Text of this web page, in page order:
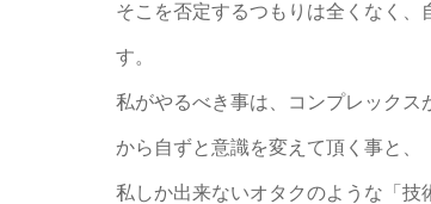
そこを否定するつもりは全くなく
す。
私がやるべき事は、コンプレック
から自ずと意識を変えて頂く事と、
私しか出来ないオタクのような「技